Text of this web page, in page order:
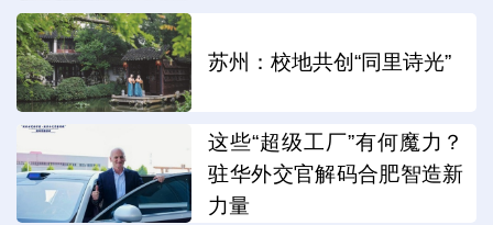
苏州：校地共创“同里诗光”
这些“超级工厂”有何魔力？
驻华外交官解码合肥智造新
力量